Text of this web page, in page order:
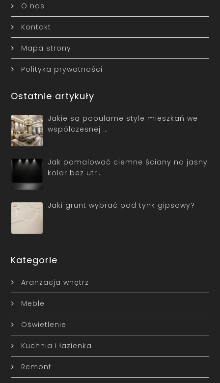
O nas
Kontakt
Mapa strony
Polityka prywatności
Ostatnie artykuły
Jakie są popularne style mieszkań we
współczesnej …
Jak pomalować ciemne ściany na jasny
kolor bez utr…
Jaki grunt wybrać pod tynk gipsowy?
Kategorie
Aranżacja wnętrz
Meble
Oświetlenie
Kuchnia i łazienka
Remont